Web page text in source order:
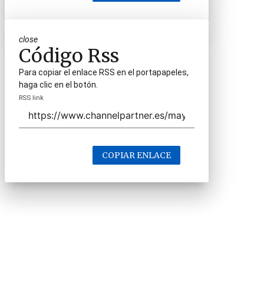
close
Código Rss
Para copiar el enlace RSS en el portapapeles,
haga clic en el botón.
RSS link
COPIAR ENLACE